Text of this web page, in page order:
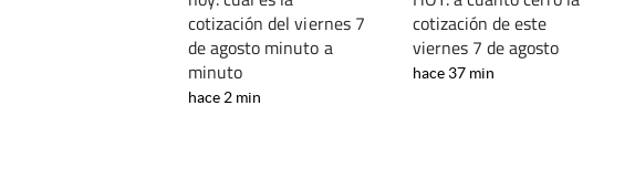
cotización del viernes 7
de agosto minuto a
minuto
hace 2 min
cotización de este
viernes 7 de agosto
hace 37 min